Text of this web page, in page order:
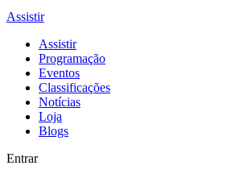
Assistir
Assistir
Programação
Eventos
Classificações
Notícias
Loja
Blogs
Entrar